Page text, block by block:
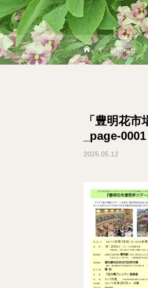
お知らせ
「豊明花
_page-0001
2025.05.12